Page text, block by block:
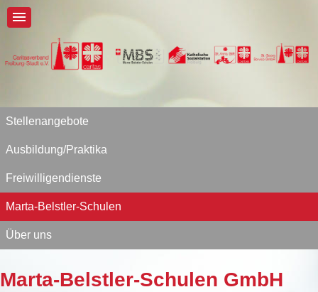
Stellenangebote
Ausbildung/Praktika
Freiwilligendienste
Marta-Belstler-Schulen
Über uns
Marta-Belstler-Schulen GmbH